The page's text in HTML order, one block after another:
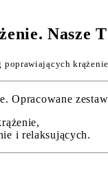
Nasze
poprawiających krążenie
Opracowane
i relaksujących.